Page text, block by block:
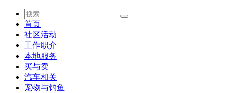
首页
社区活动
工作职介
本地服务
买与卖
汽车相关
宠物与钓鱼